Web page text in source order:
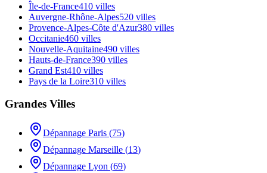
Île-de-France410 villes
Auvergne-Rhône-Alpes520 villes
Provence-Alpes-Côte d'Azur380 villes
Occitanie460 villes
Nouvelle-Aquitaine490 villes
Hauts-de-France390 villes
Grand Est410 villes
Pays de la Loire310 villes
Grandes Villes
Dépannage Paris (75)
Dépannage Marseille (13)
Dépannage Lyon (69)